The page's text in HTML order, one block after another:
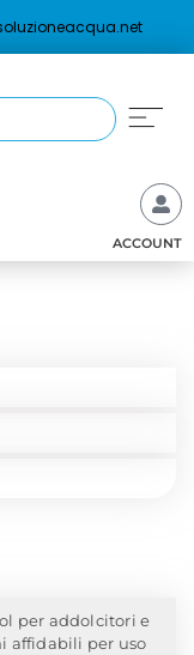
ACCOUNT
per addolcitori e
affidabili per uso